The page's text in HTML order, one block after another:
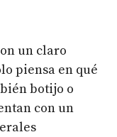
un claro
piensa en qué
botijo o
con un